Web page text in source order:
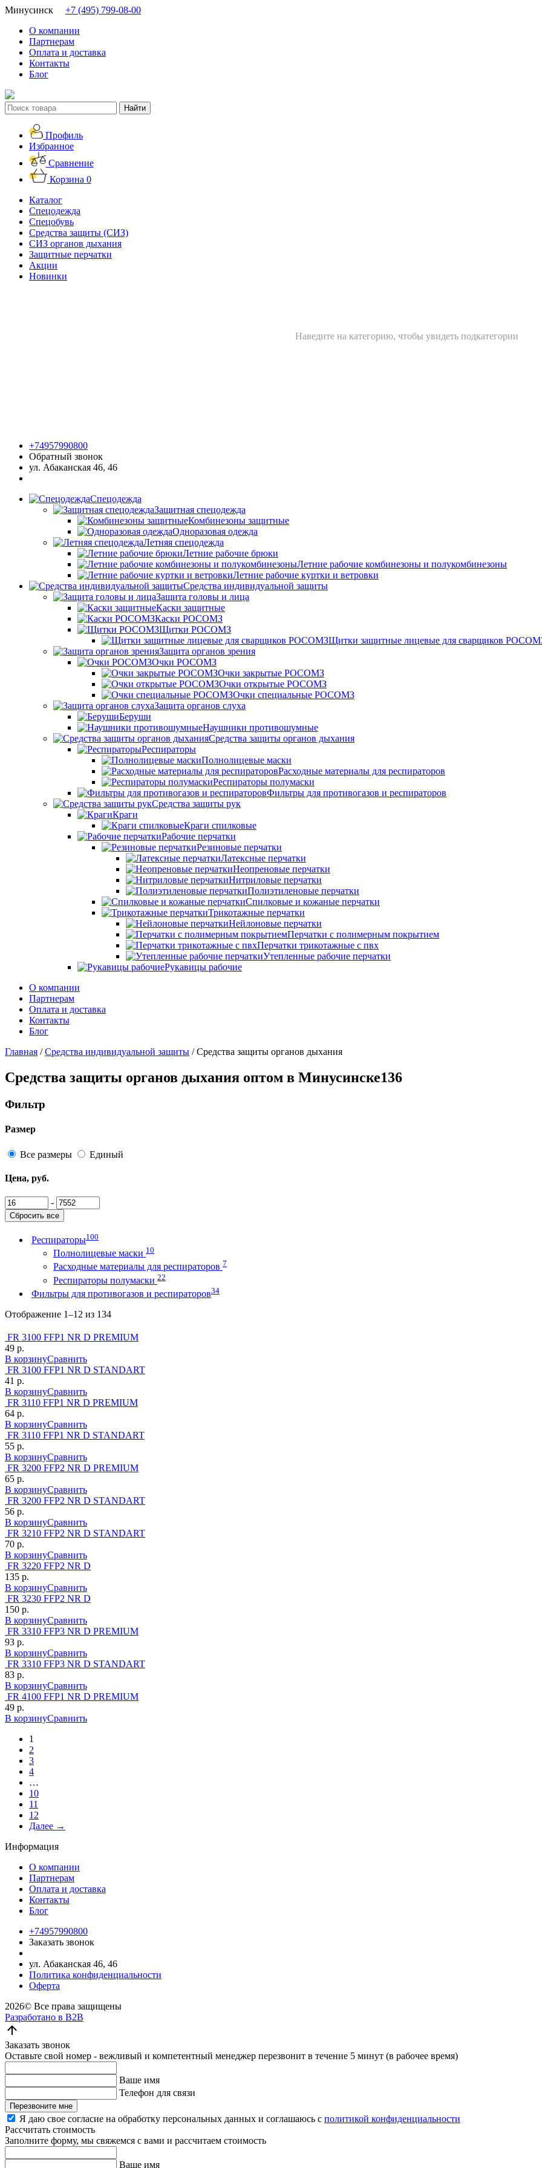
Минусинск
+7 (495) 799-08-00
О компании
Партнерам
Оплата и доставка
Контакты
Блог
Профиль
Избранное
Сравнение
Корзина 0
Каталог
Спецодежда
Спецобувь
Средства защиты (СИЗ)
СИЗ органов дыхания
Защитные перчатки
Акции
Новинки
Наведите на категорию, чтобы увидеть подкатегории
+74957990800
Обратный звонок
ул. Абаканская 46, 46
Спецодежда
Защитная спецодежда
Комбинезоны защитные
Одноразовая одежда
Летняя спецодежда
Летние рабочие брюки
Летние рабочие комбинезоны и полукомбинезоны
Летние рабочие куртки и ветровки
Средства индивидуальной защиты
Защита головы и лица
Каски защитные
Каски РОСОМЗ
Щитки РОСОМЗ
Щитки защитные лицевые для сварщиков
Защита органов зрения
Очки РОСОМЗ
Очки закрытые РОСОМЗ
Очки открытые РОСОМЗ
Очки специальные РОСОМЗ
Защита органов слуха
Беруши
Наушники противошумные
Средства защиты органов дыхания
Респираторы
Полнолицевые маски
Расходные материалы для респираторов
Респираторы полумаски
Фильтры для противогазов и респираторов
Средства защиты рук
Краги
Краги спилковые
Рабочие перчатки
Резиновые перчатки
Латексные перчатки
Неопреновые перчатки
Нитриловые перчатки
Полиэтиленовые перчатки
Спилковые и кожаные перчатки
Трикотажные перчатки
Нейлоновые перчатки
Перчатки с полимерным покрытием
Перчатки трикотажные с пвх
Утепленные рабочие перчатки
Рукавицы рабочие
О компании
Партнерам
Оплата и доставка
Контакты
Блог
Главная /Средства индивидуальной защиты / Средства защиты органов дыхания
Средства защиты органов дыхания оптом в Минусинске136
Фильтр
Размер
Все размеры Единый
Цена, руб.
-
Сбросить все
Респираторы100
Полнолицевые маски 10
Расходные материалы для респираторов 7
Респираторы полумаски 22
Фильтры для противогазов и респираторов34
Отображение 1–12 из 134
FR 3100 FFP1 NR D PREMIUM
49 р.
В корзинуСравнить
FR 3100 FFP1 NR D STANDART
41 р.
В корзинуСравнить
FR 3110 FFP1 NR D PREMIUM
64 р.
В корзинуСравнить
FR 3110 FFP1 NR D STANDART
55 р.
В корзинуСравнить
FR 3200 FFP2 NR D PREMIUM
65 р.
В корзинуСравнить
FR 3200 FFP2 NR D STANDART
56 р.
В корзинуСравнить
FR 3210 FFP2 NR D STANDART
70 р.
В корзинуСравнить
FR 3220 FFP2 NR D
135 р.
В корзинуСравнить
FR 3230 FFP2 NR D
150 р.
В корзинуСравнить
FR 3310 FFP3 NR D PREMIUM
93 р.
В корзинуСравнить
FR 3310 FFP3 NR D STANDART
83 р.
В корзинуСравнить
FR 4100 FFP1 NR D PREMIUM
49 р.
В корзинуСравнить
1
2
3
4
…
10
11
12
Далее →
Информация
О компании
Партнерам
Оплата и доставка
Контакты
Блог
+74957990800
Заказать звонок
ул. Абаканская 46, 46
Политика конфиденциальности
Оферта
2026© Все права защищены
Разработано в B2B
Заказать звонок
Оставьте свой номер - вежливый и компетентный менеджер перезвонит в течение 5 минут (в рабочее время)
Ваше имя
Телефон для связи
Перезвоните мне
Я даю свое согласие на обработку персональных данных и соглашаюсь с политикой конфиденциальности
Рассчитать стоимость
Заполните форму, мы свяжемся с вами и рассчитаем стоимость
Ваше имя